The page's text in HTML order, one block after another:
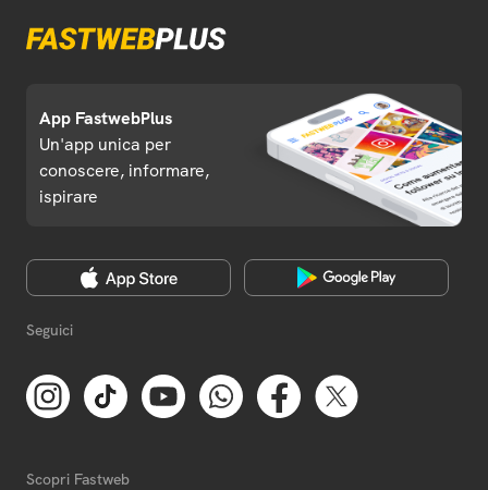
App FastwebPlus
Un'app unica per
conoscere, informare,
ispirare
Seguici
Scopri Fastweb